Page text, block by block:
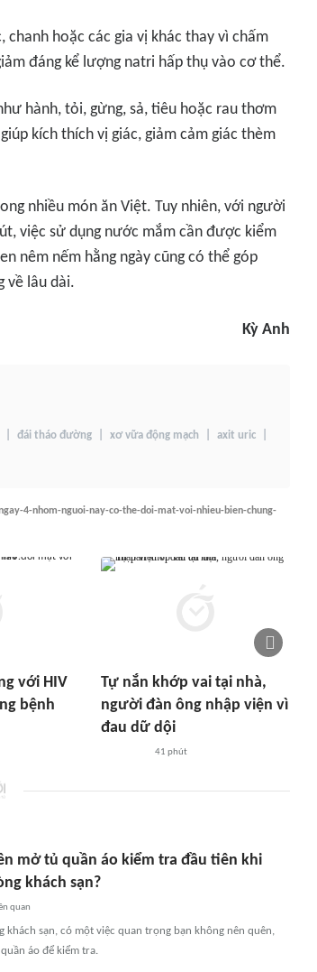
hoặc các gia vị khác thay vì chấm
đáng kể lượng natri hấp thụ vào cơ thể.
hành, tỏi, gừng, sả, tiêu hoặc rau thơm
kích thích vị giác, giảm cảm giác thèm
nhiều món ăn Việt. Tuy nhiên, với người
việc sử dụng nước mắm cần được kiểm
nêm nếm hằng ngày cũng có thể góp
về lâu dài.
Kỳ Anh
đái tháo đường xơ vữa động mạch axit uric
4-nhom-nguoi-nay-co-the-doi-mat-voi-nhieu-bien-chung-
với HIV
bệnh
Tự nắn khớp vai tại nhà,
người đàn ông nhập viện vì
đau dữ dội
41 phút
mở tủ quần áo kiểm tra đầu tiên khi
khách sạn?
quan
khách sạn, có một việc quan trọng bạn không nên quên,
áo để kiểm tra.